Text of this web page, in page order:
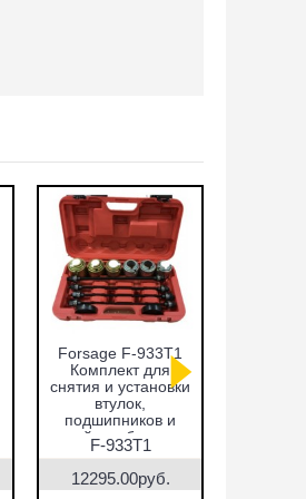
Forsage F-933T1
Комплект для
снятия и установки
втулок,
подшипников и
сайлентблоков
F-933T1
12295.00руб.